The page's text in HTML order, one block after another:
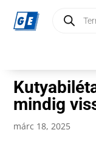
search
mindig
márc 18, 2025